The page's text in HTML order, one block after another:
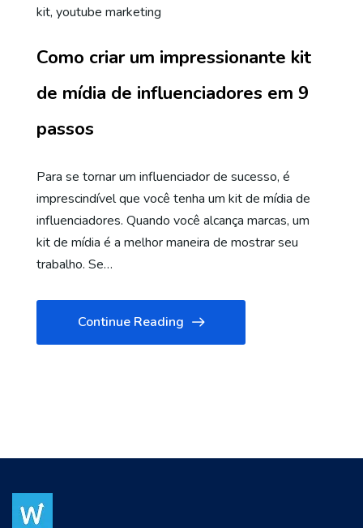
kit, youtube marketing
Como criar um impressionante kit
de mídia de influenciadores em 9
passos
Para se tornar um influenciador de sucesso, é
imprescindível que você tenha um kit de mídia de
influenciadores. Quando você alcança marcas, um
kit de mídia é a melhor maneira de mostrar seu
trabalho. Se…
Continue Reading